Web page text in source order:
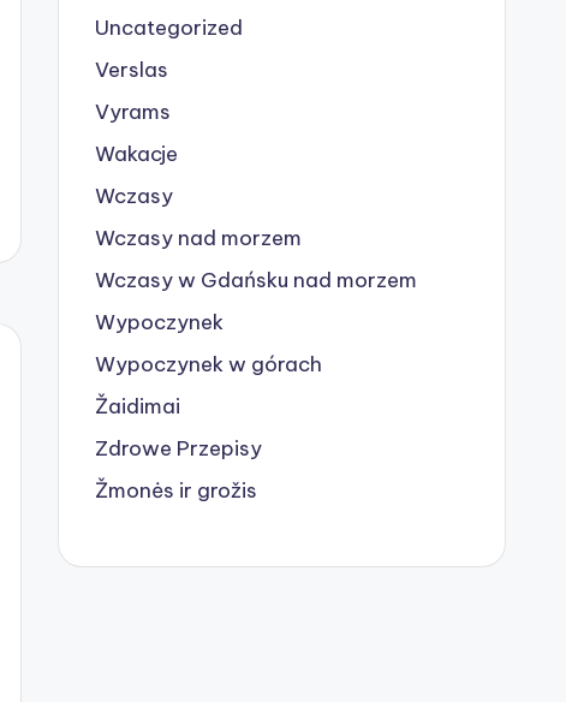
Uncategorized
Verslas
Vyrams
Wakacje
Wczasy
Wczasy nad morzem
Wczasy w Gdańsku nad morzem
Wypoczynek
Wypoczynek w górach
Žaidimai
Zdrowe Przepisy
Žmonės ir grožis